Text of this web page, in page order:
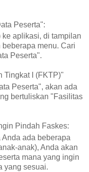
Peserta":
aplikasi, di tampilan
menu. Cari
Peserta".
Tingkat I (FKTP)"
Peserta", akan ada
bertuliskan "Fasilitas
Pindah Faskes:
ada beberapa
anak), Anda akan
mana yang ingin
yang sesuai.